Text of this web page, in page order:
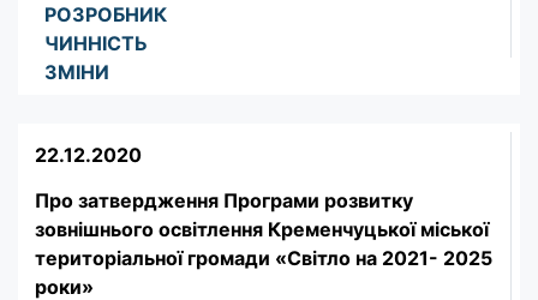
РОЗРОБНИК
ЧИННІСТЬ
ЗМІНИ
22.12.2020
Про затвердження Програми розвитку
зовнішнього освітлення Кременчуцької міської
територіальної громади «Світло на 2021- 2025
роки»